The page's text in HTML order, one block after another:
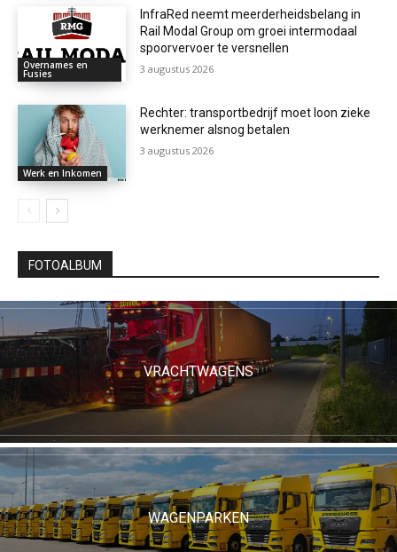
Overnames en
Fusies
InfraRed neemt meerderheidsbelang in
Rail Modal Group om groei intermodaal
spoorvervoer te versnellen
3 augustus 2026
Werk en Inkomen
Rechter: transportbedrijf moet loon zieke
werknemer alsnog betalen
3 augustus 2026
FOTOALBUM
VRACHTWAGENS
WAGENPARKEN